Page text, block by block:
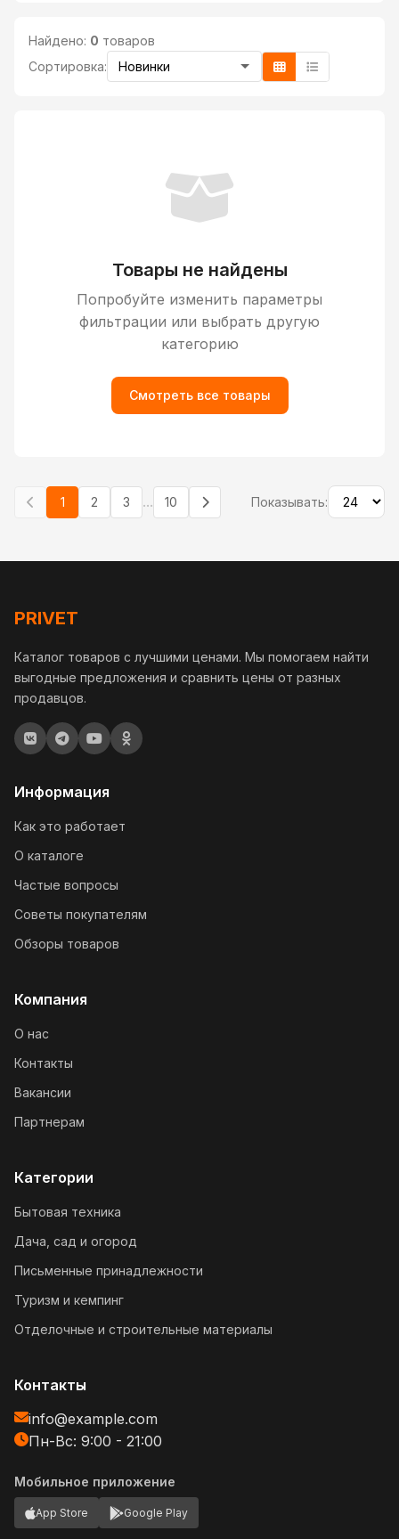
Найдено: 0 товаров
Сортировка:
Товары не найдены
Попробуйте изменить параметры
фильтрации или выбрать другую
категорию
Смотреть все товары
1 2 3 ... 10 Показывать:
PRIVET
Каталог товаров с лучшими ценами. Мы помогаем найти
выгодные предложения и сравнить цены от разных
продавцов.
Информация
Как это работает
О каталоге
Частые вопросы
Советы покупателям
Обзоры товаров
Компания
О нас
Контакты
Вакансии
Партнерам
Категории
Бытовая техника
Дача, сад и огород
Письменные принадлежности
Туризм и кемпинг
Отделочные и строительные материалы
Контакты
info@example.com
Пн-Вс: 9:00 - 21:00
Мобильное приложение
App Store Google Play